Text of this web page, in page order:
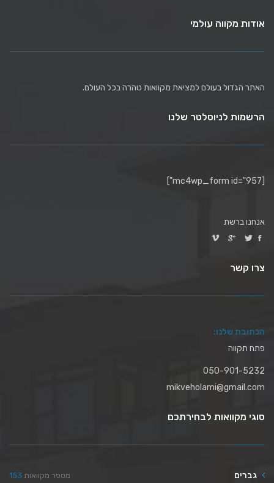
אודות מקווה עולמי
האתר הגדול בעולם למציאת מקוואות טהרה בכל העולם.
הרשמות לניוסלטר שלנו
[mc4wp_form id="957"]
אנחנו ברשת
צרו קשר
הכתובת שלנו:
פתח תקווה
050-901-5232
mikveholami@gmail.com
סוגי מקוואות לבחירתכם
גברים 153 מספר מקוואות